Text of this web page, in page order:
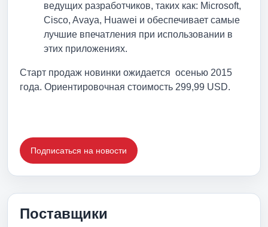
ведущих разработчиков, таких как: Microsoft,
Cisco, Avaya, Huawei и обеспечивает самые
лучшие впечатления при использовании в
этих приложениях.
Старт продаж новинки ожидается осенью 2015
года. Ориентировочная стоимость 299,99 USD.
Подписаться на новости
Поставщики